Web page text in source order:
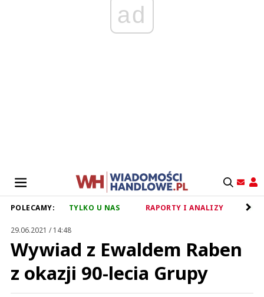
ad
POLECAMY: TYLKO U NAS RAPORTY I ANALIZY
29.06.2021 / 14:48
Wywiad z Ewaldem Raben
z okazji 90-lecia Grupy